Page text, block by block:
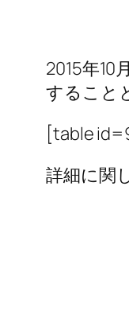
2015年10
すること
[table
詳細に関